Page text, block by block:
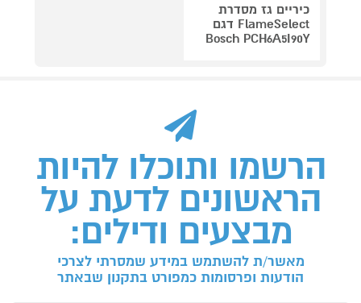
כיריים גז מסדרת
FlameSelect דגם
Bosch PCH6A5I90Y
הרשמו ותוכלו להיות
הראשונים לדעת על
מבצעים ודילים:
מאשר/ת להשתמש במידע שמסרתי לצרכי
הודעות ופרסומות כמפורט בתקנון שבאתר